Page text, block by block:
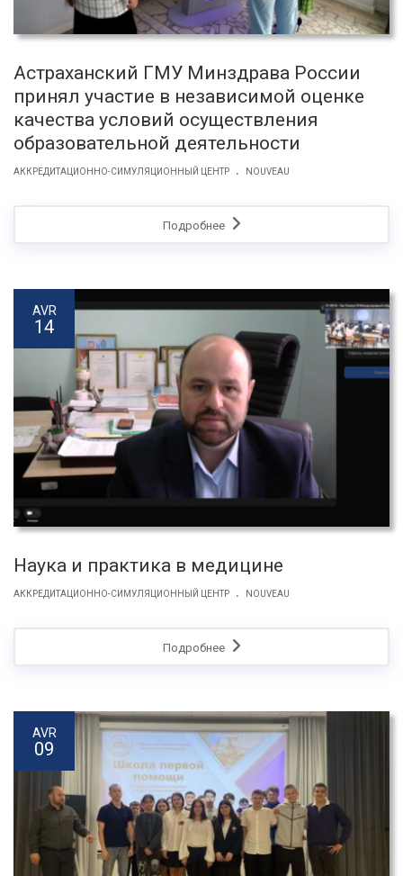
Астраханский ГМУ Минздрава России
принял участие в независимой оценке
качества условий осуществления
образовательной деятельности
АККРЕДИТАЦИОННО-СИМУЛЯЦИОННЫЙ ЦЕНТР . NOUVEAU
Подробнее
AVR
14
Наука и практика в медицине
АККРЕДИТАЦИОННО-СИМУЛЯЦИОННЫЙ ЦЕНТР . NOUVEAU
Подробнее
AVR
09